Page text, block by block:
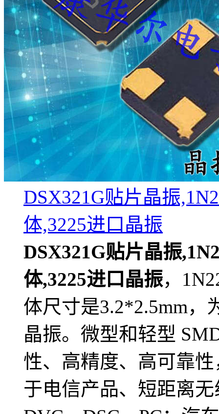
DSX321G贴片晶振
体,3225进口晶振
DSX321G贴片晶振
体,3225进口晶振，
体尺寸是3.2*2.5mm，
晶振。微型和轻型
性、高精度、高可靠
于电信产品、短距离